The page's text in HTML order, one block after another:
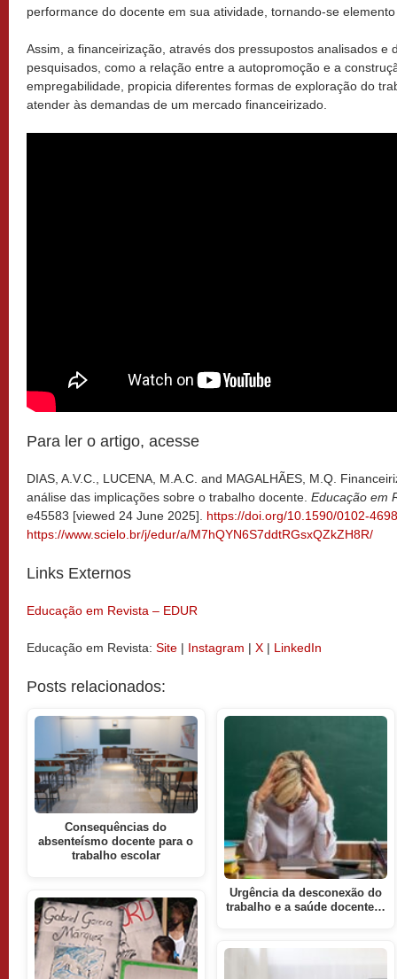
performance do docente em sua atividade, tornando-se
Assim, a financeirização, através dos pressupostos analisados e
pesquisados, como a relação entre a autopromoção e a
empregabilidade, propicia diferentes formas de exploração do
atender às demandas de um mercado financeirizado.
Para ler o artigo, acesse
DIAS, A.V.C., LUCENA, M.A.C. and MAGALHÃES, M.Q.
análise das implicações sobre o trabalho docente. Educação em
e45583 [viewed 24 June 2025]. https://doi.org/10.1590/0102-
https://www.scielo.br/j/edur/a/M7hQYN6S7ddtRGsxQZkZH8R/
Links Externos
Educação em Revista – EDUR
Educação em Revista: Site | Instagram | X | LinkedIn
Posts relacionados:
Consequências do
absenteísmo docente para o
trabalho escolar
Urgência da desconexão do
trabalho e a saúde docente…